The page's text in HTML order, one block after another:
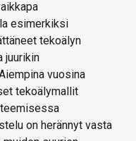
esimerkiksi
tekoälyn
juurikin
vuosina
tekoälymallit
on herännyt vasta